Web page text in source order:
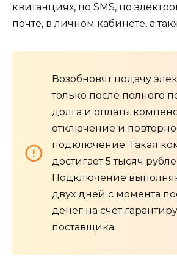
квитанциях, по SMS, по
почте, в личном кабинете, а
Возобновят подачу
только после полного
долга и оплаты
отключение и
подключение. Такая
достигает 5 тысяч
Подключение
двух дней с момента
денег на счёт
поставщика.